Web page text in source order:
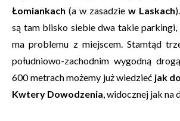
Łomiankach (a w zasadzie w Laskach
są tam blisko siebie dwa takie parkingi,
ma problemu z miejscem. Stamtąd
południowo-zachodnim wygodną
600 metrach możemy już wiedzieć jak
Kwtery Dowodzenia, widocznej jak na